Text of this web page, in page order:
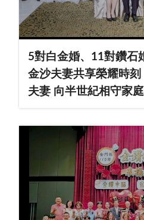
5對白金婚、11對鑽石
金沙夫妻共享榮耀時
夫妻 向半世紀相守家